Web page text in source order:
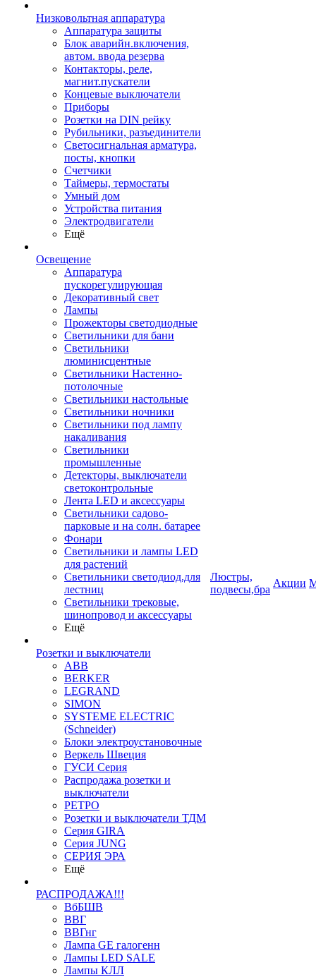
Низковольтная аппаратура
Аппаратура защиты
Блок аварийн.включения,
автом. ввода резерва
Контакторы, реле,
магнит.пускатели
Концевые выключатели
Приборы
Розетки на DIN рейку
Рубильники, разъединители
Светосигнальная арматура,
посты, кнопки
Счетчики
Таймеры, термостаты
Умный дом
Устройства питания
Электродвигатели
Ещё
Освещение
Аппаратура
пускорегулирующая
Декоративный свет
Лампы
Прожекторы светодиодные
Светильники для бани
Светильники
люминисцентные
Светильники Настенно-
потолочные
Светильники настольные
Светильники ночники
Светильники под лампу
накаливания
Светильники
промышленные
Детекторы, выключатели
светоконтрольные
Лента LED и аксессуары
Светильники садово-
парковые и на солн. батарее
Фонари
Светильники и лампы LED
для растений
Светильники светодиод.для
лестниц
Светильники трековые,
шинопровод и аксессуары
Ещё
Розетки и выключатели
ABB
BERKER
LEGRAND
SIMON
SYSTEME ELECTRIC
(Schneider)
Блоки электроустановочные
Веркель Швеция
ГУСИ Серия
Распродажа розетки и
выключатели
РЕТРО
Розетки и выключатели ТДМ
Серия GIRA
Серия JUNG
СЕРИЯ ЭРА
Ещё
РАСПРОДАЖА!!!
ВбБШВ
ВВГ
ВВГнг
Лампа GE галогенн
Лампы LED SALE
Лампы КЛЛ
Люстры,
подвесы,бра
Акции